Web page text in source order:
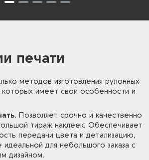
печати
методов изготовления рулонных
которых имеет свои особенности и
Позволяет срочно и качественно
тираж наклеек. Обеспечивает
передачи цвета и детализацию,
для небольшого заказа с
дизайном.